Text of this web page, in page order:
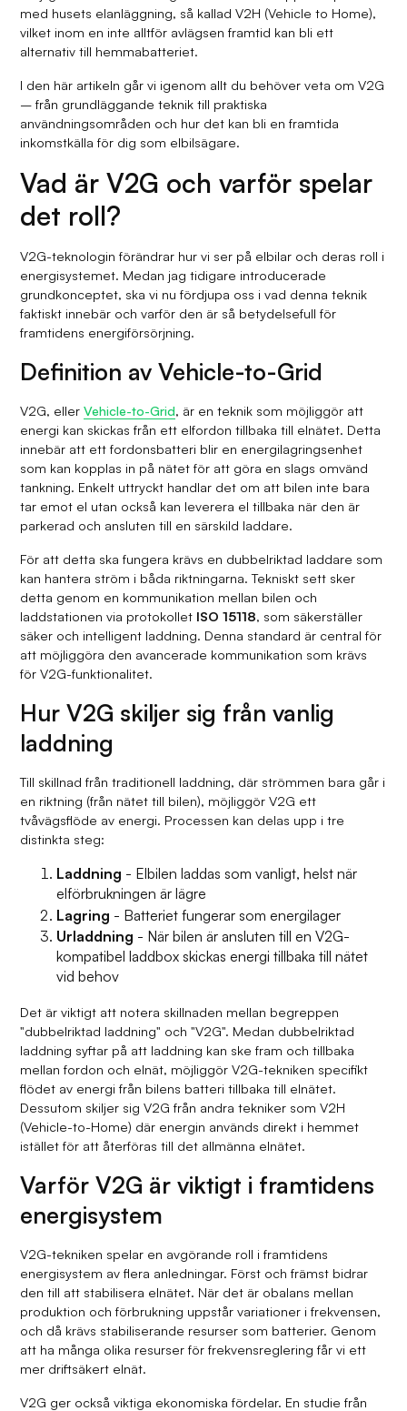
med husets elanläggning, så kallad V2H (Vehicle to Home),
vilket inom en inte alltför avlägsen framtid kan bli ett
alternativ till hemmabatteriet.
I den här artikeln går vi igenom allt du behöver veta om V2G
– från grundläggande teknik till praktiska
användningsområden och hur det kan bli en framtida
inkomstkälla för dig som elbilsägare.
Vad är V2G och varför spelar
det roll?
V2G-teknologin förändrar hur vi ser på elbilar och deras roll i
energisystemet. Medan jag tidigare introducerade
grundkonceptet, ska vi nu fördjupa oss i vad denna teknik
faktiskt innebär och varför den är så betydelsefull för
framtidens energiförsörjning.
Definition av Vehicle-to-Grid
V2G, ellerVehicle-to-Grid, är en teknik som möjliggör att
energi kan skickas från ett elfordon tillbaka till elnätet. Detta
innebär att ett fordonsbatteri blir en energilagringsenhet
som kan kopplas in på nätet för att göra en slags omvänd
tankning. Enkelt uttryckt handlar det om att bilen inte bara
tar emot el utan också kan leverera el tillbaka när den är
parkerad och ansluten till en särskild laddare.
För att detta ska fungera krävs en dubbelriktad laddare som
kan hantera ström i båda riktningarna. Tekniskt sett sker
detta genom en kommunikation mellan bilen och
laddstationen via protokollet ISO 15118, som säkerställer
säker och intelligent laddning. Denna standard är central för
att möjliggöra den avancerade kommunikation som krävs
för V2G-funktionalitet.
Hur V2G skiljer sig från vanlig
laddning
Till skillnad från traditionell laddning, där strömmen bara går i
en riktning (från nätet till bilen), möjliggör V2G ett
tvåvägsflöde av energi. Processen kan delas upp i tre
distinkta steg:
Laddning - Elbilen laddas som vanligt, helst när
elförbrukningen är lägre
Lagring - Batteriet fungerar som energilager
Urladdning - När bilen är ansluten till en V2G-
kompatibel laddbox skickas energi tillbaka till nätet
vid behov
Det är viktigt att notera skillnaden mellan begreppen
"dubbelriktad laddning" och "V2G". Medan dubbelriktad
laddning syftar på att laddning kan ske fram och tillbaka
mellan fordon och elnät, möjliggör V2G-tekniken specifikt
flödet av energi från bilens batteri tillbaka till elnätet.
Dessutom skiljer sig V2G från andra tekniker som V2H
(Vehicle-to-Home) där energin används direkt i hemmet
istället för att återföras till det allmänna elnätet.
Varför V2G är viktigt i framtidens
energisystem
V2G-tekniken spelar en avgörande roll i framtidens
energisystem av flera anledningar. Först och främst bidrar
den till att stabilisera elnätet. När det är obalans mellan
produktion och förbrukning uppstår variationer i frekvensen,
och då krävs stabiliserande resurser som batterier. Genom
att ha många olika resurser för frekvensreglering får vi ett
mer driftsäkert elnät.
V2G ger också viktiga ekonomiska fördelar. En studie från